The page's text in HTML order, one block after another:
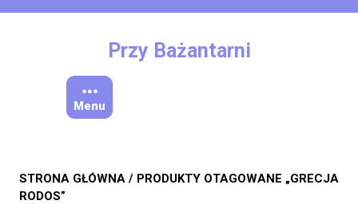
Przy Bażantarni
Menu
STRONA GŁÓWNA / PRODUKTY OTAGOWANE „GRECJA
RODOS”